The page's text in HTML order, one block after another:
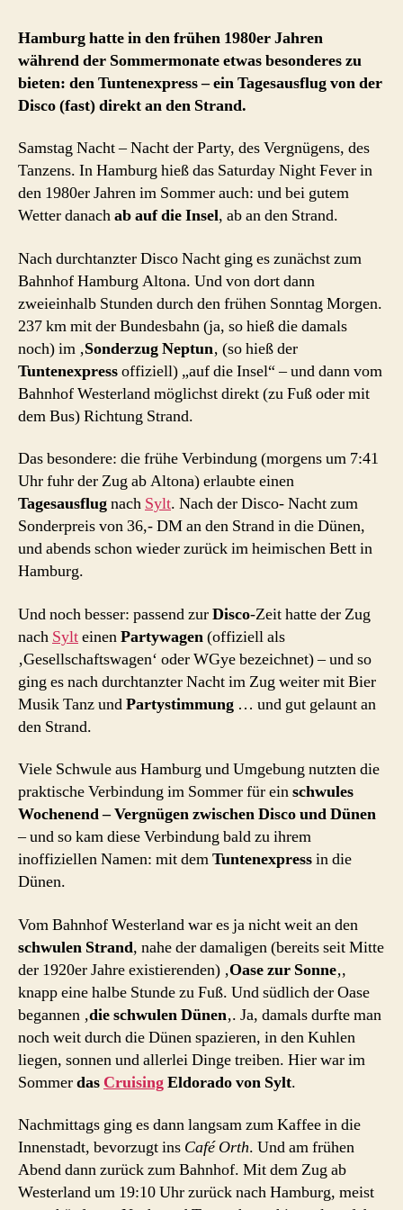
Hamburg hatte in den frühen 1980er Jahren
während der Sommermonate etwas besonderes zu
bieten: den Tuntenexpress – ein Tagesausflug von der
Disco (fast) direkt an den Strand.
Samstag Nacht – Nacht der Party, des Vergnügens, des
Tanzens. In Hamburg hieß das Saturday Night Fever in
den 1980er Jahren im Sommer auch: und bei gutem
Wetter danachab auf die Insel, ab an den Strand.
Nach durchtanzter Disco Nacht ging es zunächst zum
Bahnhof Hamburg Altona. Und von dort dann
zweieinhalb Stunden durch den frühen Sonntag Morgen.
237 km mit der Bundesbahn (ja, so hieß die damals
noch) im ‚Sonderzug Neptun‚ (so hieß der
Tuntenexpressoffiziell) „auf die Insel“ – und dann vom
Bahnhof Westerland möglichst direkt (zu Fuß oder mit
dem Bus) Richtung Strand.
Das besondere: die frühe Verbindung (morgens um 7:41
Uhr fuhr der Zug ab Altona) erlaubte einen
Tagesausflugnach Sylt. Nach der Disco- Nacht zum
Sonderpreis von 36,- DM an den Strand in die Dünen,
und abends schon wieder zurück im heimischen Bett in
Hamburg.
Und noch besser: passend zurDisco-Zeit hatte der Zug
nach SylteinenPartywagen(offiziell als
‚Gesellschaftswagen‘ oder WGye bezeichnet) – und so
ging es nach durchtanzter Nacht im Zug weiter mit Bier
Musik Tanz undPartystimmung … und gut gelaunt an
den Strand.
Viele Schwule aus Hamburg und Umgebung nutzten die
praktische Verbindung im Sommer für einschwules
Wochenend – Vergnügen zwischen Disco und Dünen
– und so kam diese Verbindung bald zu ihrem
inoffiziellen Namen: mit demTuntenexpressin die
Dünen.
Vom Bahnhof Westerland war es ja nicht weit an den
schwulen Strand, nahe der damaligen (bereits seit Mitte
der 1920er Jahre existierenden) ‚Oase zur Sonne‚,
knapp eine halbe Stunde zu Fuß. Und südlich der Oase
begannen ‚die schwulen Dünen‚. Ja, damals durfte man
noch weit durch die Dünen spazieren, in den Kuhlen
liegen, sonnen und allerlei Dinge treiben. Hier war im
Sommerdas CruisingEldorado von Sylt.
Nachmittags ging es dann langsam zum Kaffee in die
Innenstadt, bevorzugt ins Café Orth. Und am frühen
Abend dann zurück zum Bahnhof. Mit dem Zug ab
Westerland um 19:10 Uhr zurück nach Hamburg, meist